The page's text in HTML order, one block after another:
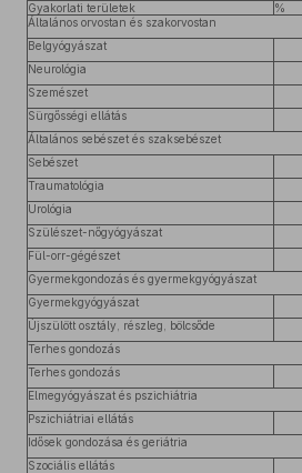
Gyakorlati területek
%
Általános orvostan és szakorvostan
Belgyógyászat
Neurológia
Szemészet
Sürgősségi ellátás
Általános sebészet és szaksebészet
Sebészet
Traumatológia
Urológia
Szülészet-nőgyógyászat
Fül-orr-gégészet
Gyermekgondozás és gyermekgyógyászat
Gyermekgyógyászat
Újszülött osztály, részleg, bölcsőde
Terhes gondozás
Terhes gondozás
Elmegyógyászat és pszichiátria
Pszichiátriai ellátás
Idősek gondozása és geriátria
Szociális ellátás